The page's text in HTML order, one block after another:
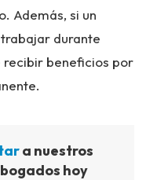
Además, si un
durante
recibir beneficios por
a nuestros
hoy